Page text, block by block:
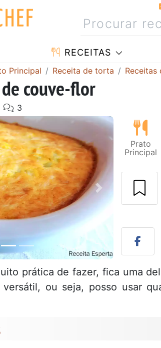
RECEITAS
Principal Receita de torta
couve-flor
Next
Prato
Principal
prática de fazer, fica uma
ou seja, posso usar